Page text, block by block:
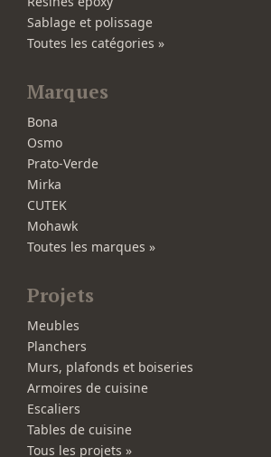
Sablage et polissage
Toutes les catégories »
Marques
Bona
Osmo
Prato-Verde
Mirka
CUTEK
Mohawk
Toutes les marques »
Projets
Meubles
Planchers
Murs, plafonds et boiseries
Armoires de cuisine
Escaliers
Tables de cuisine
Tous les projets »